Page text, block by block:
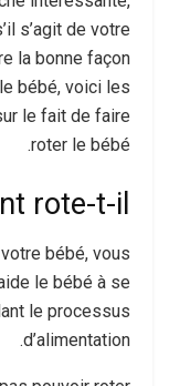
s’agit de votre
la bonne façon
bébé, voici les
le fait de faire
roter le bébé.
rote-t-il ?
bébé, vous
le bébé à se
le processus
d’alimentation.